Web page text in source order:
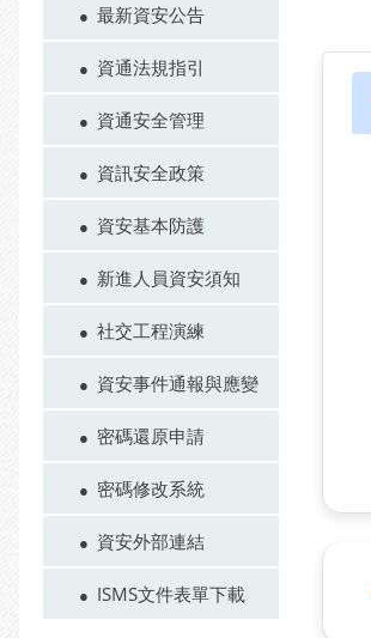
最新資安公告
資通法規指引
資通安全管理
資訊安全政策
資安基本防護
新進人員資安須知
社交工程演練
資安事件通報與應變
密碼還原申請
密碼修改系統
資安外部連結
ISMS文件表單下載